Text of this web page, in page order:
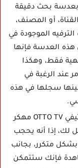
بعدسة بحث دقيقة
أو المصنف،
الموجودة في
هذه العدسة فإنها
فقط، وهكذا
عند الرغبة في
سجلها في هذه
يمنحك تطبيق أوتو تيفي OTTO TV مهكر
لك، إذا أنه يحجب
بشكل متكرر، بجانب
فإنك ستتمكن